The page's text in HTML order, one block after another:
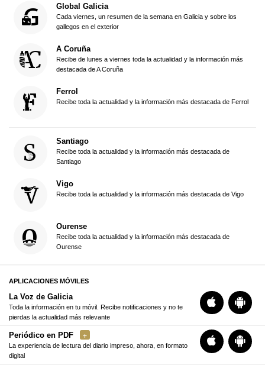
Global Galicia
Cada viernes, un resumen de la semana en Galicia y sobre los
gallegos en el exterior
A Coruña
Recibe de lunes a viernes toda la actualidad y la información más
destacada de A Coruña
Ferrol
Recibe toda la actualidad y la información más destacada de Ferrol
Santiago
Recibe toda la actualidad y la información más destacada de
Santiago
Vigo
Recibe toda la actualidad y la información más destacada de Vigo
Ourense
Recibe toda la actualidad y la información más destacada de
Ourense
APLICACIONES MÓVILES
La Voz de Galicia
Toda la información en tu móvil. Recibe notificaciones y no te
pierdas la actualidad más relevante
Periódico en PDF
La experiencia de lectura del diario impreso, ahora, en formato
digital